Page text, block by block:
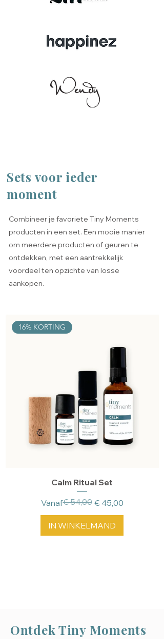
Sets voor ieder
moment
Combineer je favoriete Tiny Moments
producten in een set. Een mooie manier
om meerdere producten of geuren te
ontdekken, met een aantrekkelijk
voordeel ten opzichte van losse
aankopen.
16% KORTING
Calm Ritual Set
Vanaf
Normale prijs
€ 54,00 € 45,00
Verkoopprijs
IN WINKELMAND
Ontdek Tiny Moments